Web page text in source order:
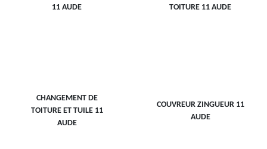
11 AUDE
TOITURE 11 AUDE
CHANGEMENT DE
TOITURE ET TUILE 11
AUDE
COUVREUR ZINGUEUR 11
AUDE